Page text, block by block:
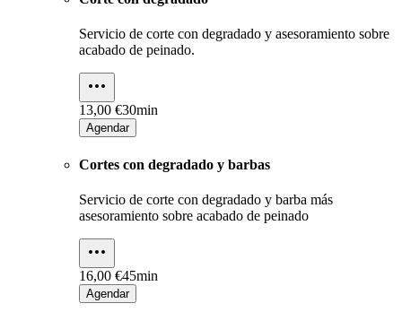
Servicio de corte con degradado y asesoramiento sobre
acabado de peinado.
13,00 €30min
Agendar
Cortes con degradado y barbas
Servicio de corte con degradado y barba más
asesoramiento sobre acabado de peinado
16,00 €45min
Agendar